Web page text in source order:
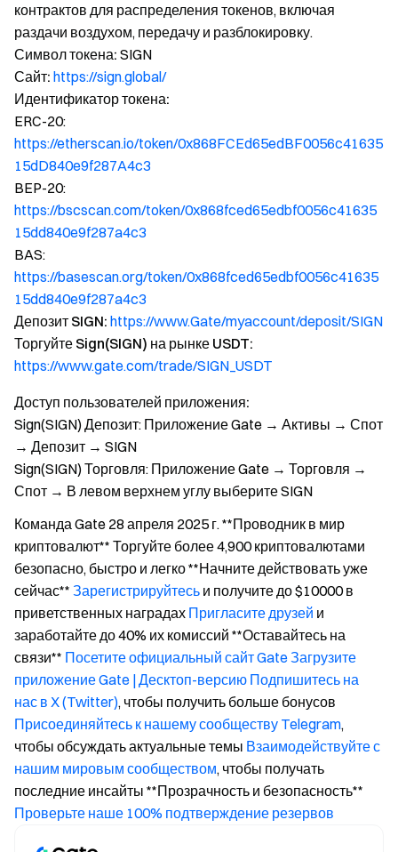
контрактов для распределения токенов, включая
раздачи воздухом, передачу и разблокировку.
Символ токена: SIGN
Сайт: https://sign.global/
Идентификатор токена:
ERC-20:
https://etherscan.io/token/0x868FCEd65edBF0056c41635
15dD840e9f287A4c3
BEP-20:
https://bscscan.com/token/0x868fced65edbf0056c41635
15dd840e9f287a4c3
BAS:
https://basescan.org/token/0x868fced65edbf0056c41635
15dd840e9f287a4c3
Депозит SIGN: https://www.Gate/myaccount/deposit/SIGN
Торгуйте Sign(SIGN) на рынке USDT:
https://www.gate.com/trade/SIGN_USDT
Доступ пользователей приложения:
Sign(SIGN) Депозит: Приложение Gate → Активы → Спот
→ Депозит → SIGN
Sign(SIGN) Торговля: Приложение Gate → Торговля →
Спот → В левом верхнем углу выберите SIGN
Команда Gate 28 апреля 2025 г. **Проводник в мир
криптовалют** Торгуйте более 4,900 криптовалютами
безопасно, быстро и легко **Начните действовать уже
сейчас** Зарегистрируйтесь и получите до $10000 в
приветственных наградах Пригласите друзей и
заработайте до 40% их комиссий **Оставайтесь на
связи** Посетите официальный сайт GateЗагрузите
приложение Gate | Десктоп-версию Подпишитесь на
нас в X (Twitter), чтобы получить больше бонусов
Присоединяйтесь к нашему сообществу Telegram,
чтобы обсуждать актуальные темы Взаимодействуйте с
нашим мировым сообществом, чтобы получать
последние инсайты **Прозрачность и безопасность**
Проверьте наше 100% подтверждение резервов